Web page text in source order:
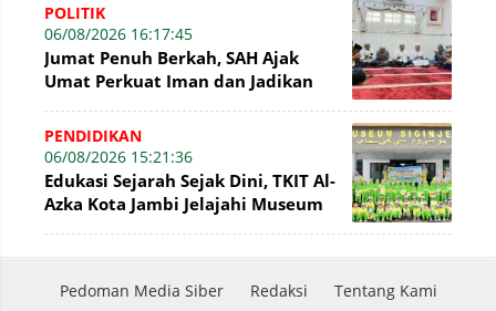
POLITIK
06/08/2026 16:17:45
Jumat Penuh Berkah, SAH Ajak
Umat Perkuat Iman dan Jadikan
Membangun Bangsa
PENDIDIKAN
06/08/2026 15:21:36
Edukasi Sejarah Sejak Dini, TKIT Al-
Azka Kota Jambi Jelajahi Museum
Pedoman Media Siber Redaksi Tentang Kami